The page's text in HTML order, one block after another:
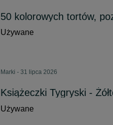
50 kolorowych tortów,
Używane
Marki - 31 lipca 2026
Książeczki Tygryski -
Używane